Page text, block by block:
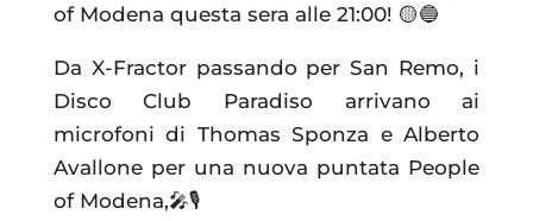
of Modena questa sera alle 21:00! 🟡🔵
Da X-Fractor passando per San Remo, i
Disco Club Paradiso arrivano ai
microfoni di Thomas Sponza e Alberto
Avallone per una nuova puntata People
of Modena,🎤🎙️